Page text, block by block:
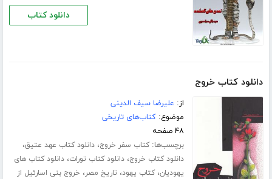
دانلود کتاب
دانلود کتاب خروج
از: علیرضا سیف الدینی
موضوع:کتاب‌های تاریخی
۴۸ صفحه
برچسب‌ها:کتاب سفر خروج،دانلود کتاب عهد عتیق،
دانلود کتاب خروج،دانلود کتاب تورات،دانلود کتاب های
یهودیان،کتاب یهود، تاریخ مصر، خروج بنی اسارئیل از